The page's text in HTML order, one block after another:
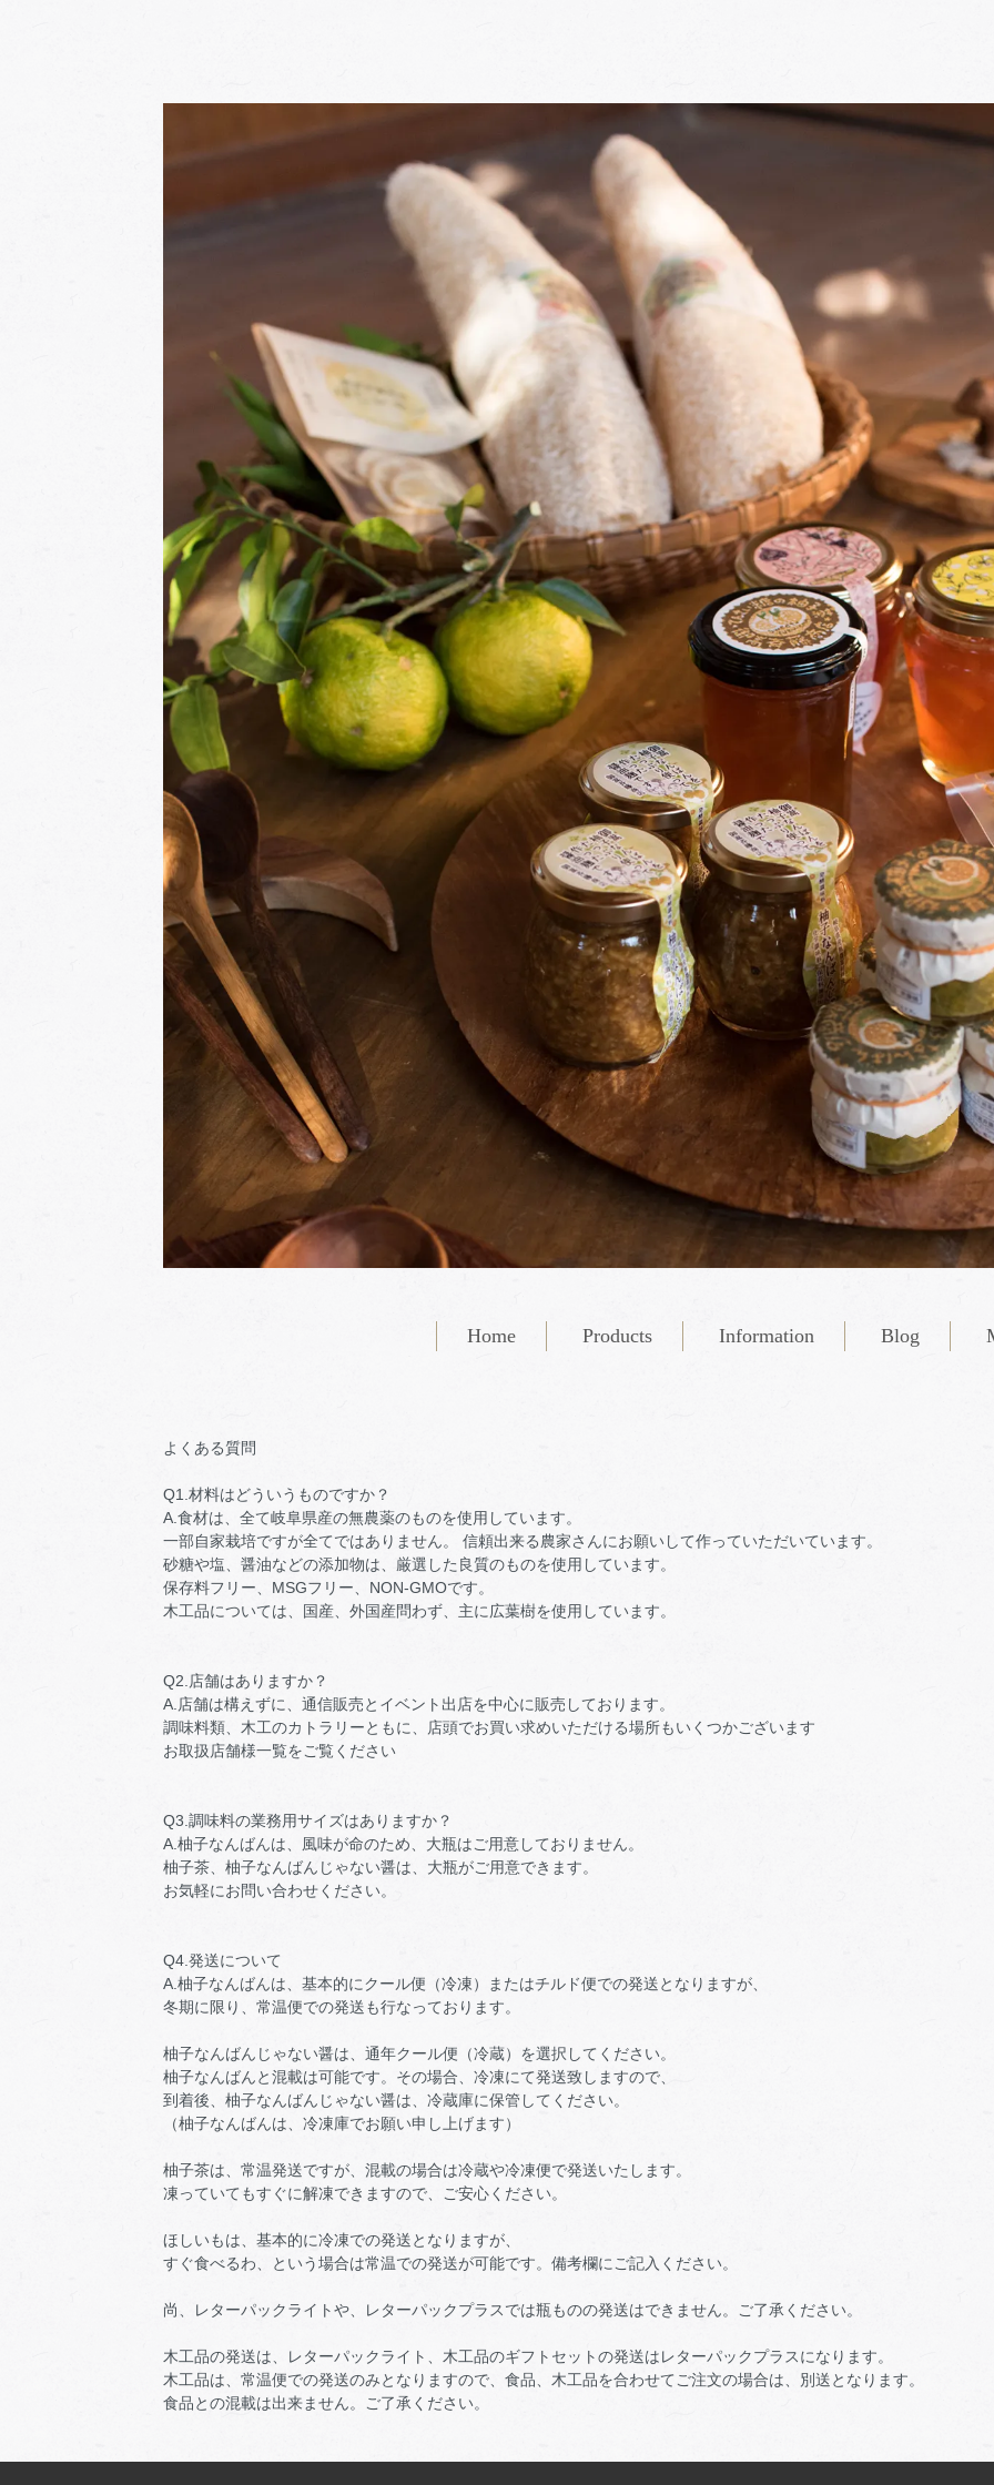
Home Products Information Blog
よくある質問
Q1.材料はどういうものですか？
A.食材は、全て岐阜県産の無農薬のものを使用しています。
一部自家栽培ですが全てではありません。 信頼出来る農家さんにお願いして作っていただいています。
砂糖や塩、醤油などの添加物は、厳選した良質のものを使用しています。
保存料フリー、MSGフリー、NON-GMOです。
木工品については、国産、外国産問わず、主に広葉樹を使用しています。
Q2.店舗はありますか？
A.店舗は構えずに、通信販売とイベント出店を中心に販売しております。
調味料類、木工のカトラリーともに、店頭でお買い求めいただける場所もいくつかございます
お取扱店舗様一覧をご覧ください
Q3.調味料の業務用サイズはありますか？
A.柚子なんばんは、風味が命のため、大瓶はご用意しておりません。
柚子茶、柚子なんばんじゃない醤は、大瓶がご用意できます。
お気軽にお問い合わせください。
Q4.発送について
A.柚子なんばんは、基本的にクール便（冷凍）またはチルド便での発送となりますが、
冬期に限り、常温便での発送も行なっております。
柚子なんばんじゃない醤は、通年クール便（冷蔵）を選択してください。
柚子なんばんと混載は可能です。その場合、冷凍にて発送致しますので、
到着後、柚子なんばんじゃない醤は、冷蔵庫に保管してください。
（柚子なんばんは、冷凍庫でお願い申し上げます）
柚子茶は、常温発送ですが、混載の場合は冷蔵や冷凍便で発送いたします。
凍っていてもすぐに解凍できますので、ご安心ください。
ほしいもは、基本的に冷凍での発送となりますが、
すぐ食べるわ、という場合は常温での発送が可能です。備考欄にご記入ください。
尚、レターパックライトや、レターパックプラスでは瓶ものの発送はできません。ご了承ください。
木工品の発送は、レターパックライト、木工品のギフトセットの発送はレターパックプラスになります。
木工品は、常温便での発送のみとなりますので、食品、木工品を合わせてご注文の場合は、別送となります。
食品との混載は出来ません。ご了承ください。